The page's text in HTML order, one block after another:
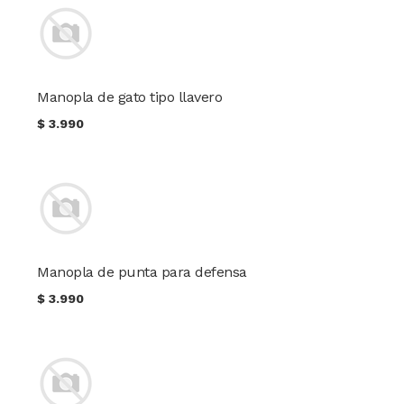
Manopla de gato tipo llavero
$3.990
Manopla de punta para defensa
$3.990